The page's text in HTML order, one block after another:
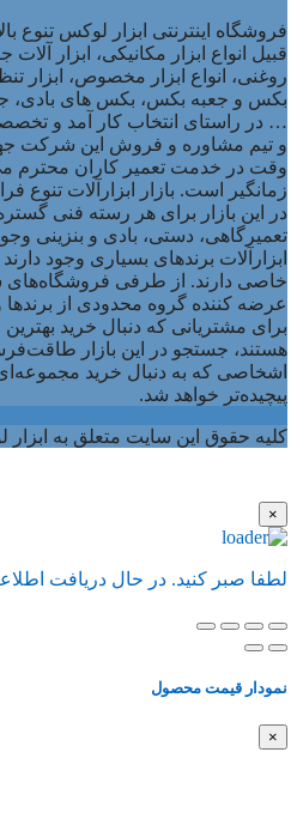
فروشگاه اینترنتی ابزار لوکس تنوع
قبیل انواع ابزار مکانیکی، ابزار آلات
روغنی، انواع ابزار مخصوص، ابزار
بکس و جعبه بکس، بکس های بادی،
… در راستای انتخاب کار آمد و
و تیم مشاوره و فروش این شرکت
وقت در خدمت تعمیر کاران محترم
زمانگیر است. بازار ابزارآلات تنوع
در این بازار برای هر رسته فنی گستره
تعمیرگاهی، دستی، بادی و بنزینی
ابزارآلات برندهای بسیاری وجود
خاصی دارند. از طرفی فروشگاه‌های
عرضه کننده گروه محدودی از
برای مشتریانی که دنبال خرید بهترین
هستند، جستجو در این بازار
اشخاصی که به دنبال خرید مجموعه‌ای
پیچیده‌تر خواهد شد.
کلیه حقوق این سایت متعلق به
×
لطفا صبر کنید. در حال دریافت
نمودار قیمت محصول
×